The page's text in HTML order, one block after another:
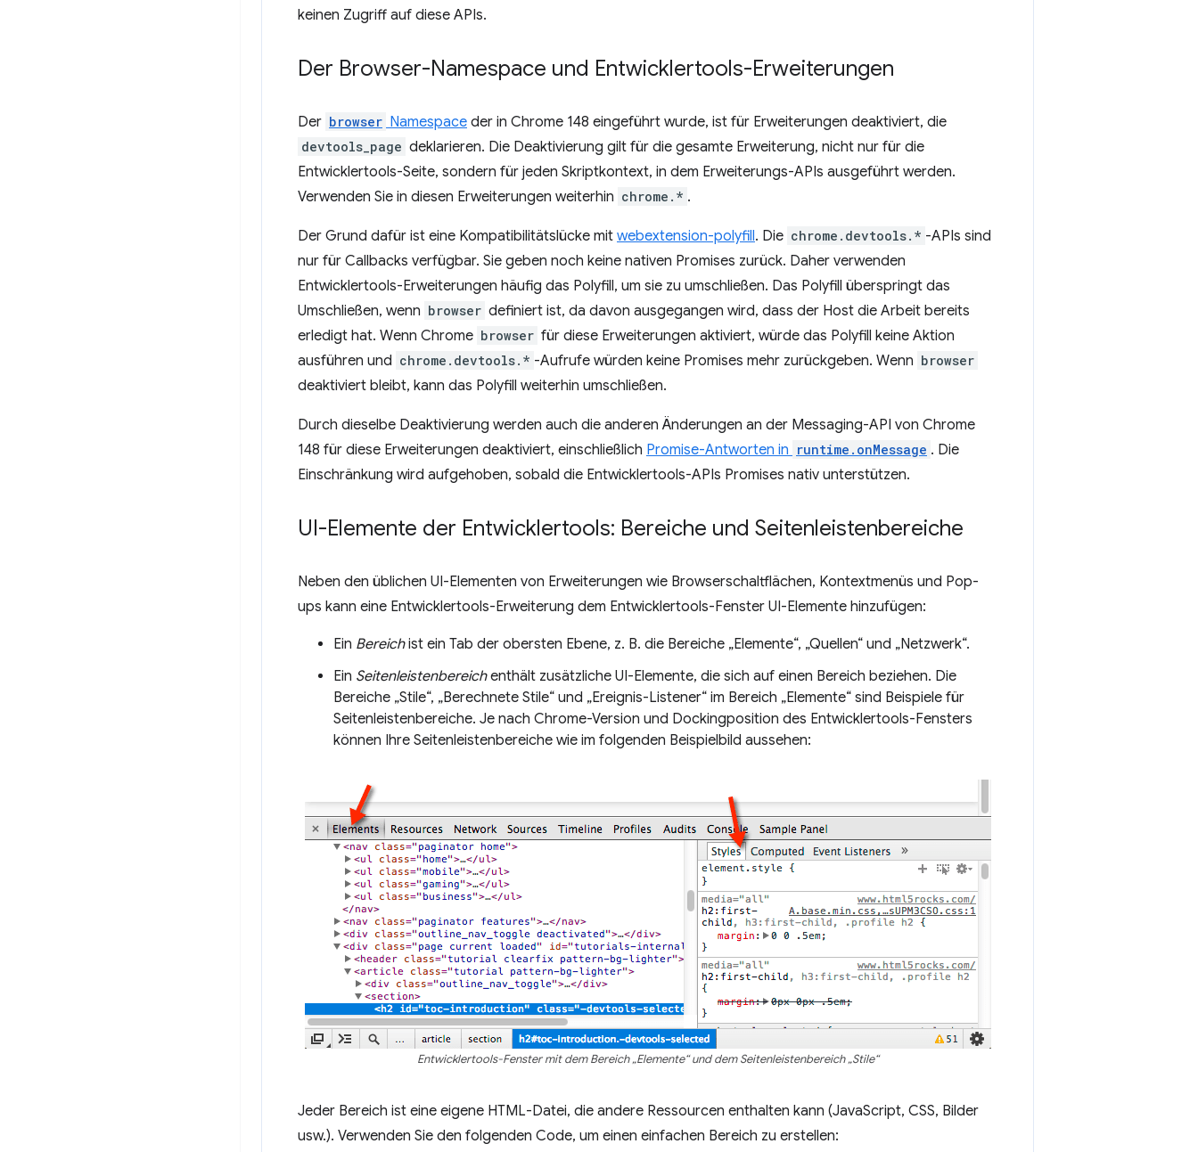
keinen Zugriff auf diese APIs.
Der Browser-Namespace und Entwicklertools-Erweiterungen
Der browser Namespace der in Chrome 148 eingeführt wurde, ist für Erweiterungen deaktiviert, die
devtools_page deklarieren. Die Deaktivierung gilt für die gesamte Erweiterung, nicht nur für die
Entwicklertools-Seite, sondern für jeden Skriptkontext, in dem Erweiterungs-APIs ausgeführt werden.
Verwenden Sie in diesen Erweiterungen weiterhin chrome.* .
Der Grund dafür ist eine Kompatibilitätslücke mit webextension-polyfill. Die chrome.devtools.* -APIs sind
nur für Callbacks verfügbar. Sie geben noch keine nativen Promises zurück. Daher verwenden
Entwicklertools-Erweiterungen häufig das Polyfill, um sie zu umschließen. Das Polyfill überspringt das
Umschließen, wenn browser definiert ist, da davon ausgegangen wird, dass der Host die Arbeit bereits
erledigt hat. Wenn Chrome browser für diese Erweiterungen aktiviert, würde das Polyfill keine Aktion
ausführen und chrome.devtools.* -Aufrufe würden keine Promises mehr zurückgeben. Wenn browser
deaktiviert bleibt, kann das Polyfill weiterhin umschließen.
Durch dieselbe Deaktivierung werden auch die anderen Änderungen an der Messaging-API von Chrome
148 für diese Erweiterungen deaktiviert, einschließlich Promise-Antworten in runtime.onMessage . Die
Einschränkung wird aufgehoben, sobald die Entwicklertools-APIs Promises nativ unterstützen.
UI-Elemente der Entwicklertools: Bereiche und Seitenleistenbereiche
Neben den üblichen UI-Elementen von Erweiterungen wie Browserschaltflächen, Kontextmenüs und Pop-
ups kann eine Entwicklertools-Erweiterung dem Entwicklertools-Fenster UI-Elemente hinzufügen:
Ein Bereichist ein Tab der obersten Ebene, z. B. die Bereiche „Elemente“, „Quellen“ und „Netzwerk“.
Ein Seitenleistenbereichenthält zusätzliche UI-Elemente, die sich auf einen Bereich beziehen. Die
Bereiche „Stile“, „Berechnete Stile“ und „Ereignis-Listener“ im Bereich „Elemente“ sind Beispiele für
Seitenleistenbereiche. Je nach Chrome-Version und Dockingposition des Entwicklertools-Fensters
können Ihre Seitenleistenbereiche wie im folgenden Beispielbild aussehen:
Entwicklertools-Fenster mit dem Bereich „Elemente“ und dem Seitenleistenbereich „Stile“
Jeder Bereich ist eine eigene HTML-Datei, die andere Ressourcen enthalten kann (JavaScript, CSS, Bilder
usw.). Verwenden Sie den folgenden Code, um einen einfachen Bereich zu erstellen: